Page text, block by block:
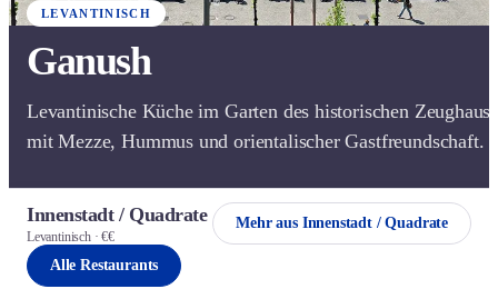
LEVANTINISCH
Ganush
Levantinische Küche im Garten des historischen
mit Mezze, Hummus und orientalischer Gastfreundschaft.
Innenstadt / Quadrate
Levantinisch · €€
Mehr aus Innenstadt / Quadrate
Alle Restaurants